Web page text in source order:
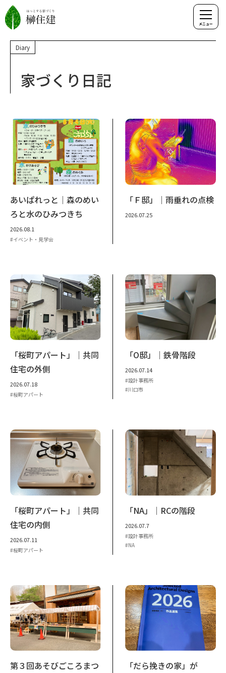
Diary
家づくり日記
あいぱれっと｜森のめい
ろと水のひみつきち
2026.08.1
イベント・見学会
「Ｆ邸」｜雨垂れの点検
2026.07.25
「桜町アパート」｜共同
住宅の外側
2026.07.18
桜町アパート
「O邸」｜鉄骨階段
2026.07.14
設計事務所
川口市
「桜町アパート」｜共同
住宅の内側
2026.07.11
桜町アパート
「NA」｜RCの階段
2026.07.7
設計事務所
NA
第３回あそびごころまつ
「だら挽きの家」が